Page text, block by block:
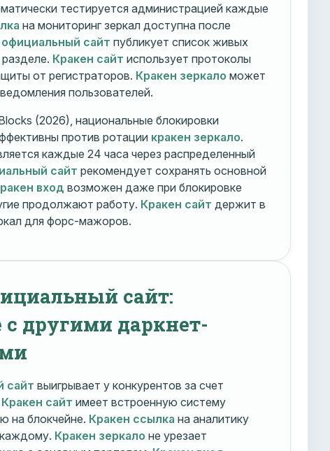
тестируется администрацией каждые
на мониторинг зеркал доступна после
сайт публикует список живых
Кракен сайт использует протоколы
от регистраторов. Кракен зеркало может
пользователей.
(2026), национальные блокировки
против ротации кракен зеркало.
каждые 24 часа через распределенный
сайт рекомендует сохранять основной
вход возможен даже при блокировке
продолжают работу. Кракен сайт держит в
для форс-мажоров.
сайт:
с другими даркнет-
сайт выигрывает у конкурентов за счет
Кракен сайт имеет встроенную систему
на блокчейне. Кракен ссылка на аналитику
Кракен зеркало не урезает